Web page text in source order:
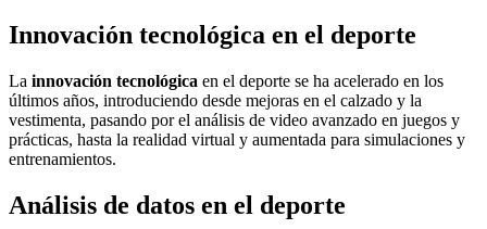
Innovación tecnológica en el deporte
La innovación tecnológica en el deporte se ha acelerado en los
últimos años, introduciendo desde mejoras en el calzado y la
vestimenta, pasando por el análisis de video avanzado en juegos y
prácticas, hasta la realidad virtual y aumentada para simulaciones y
entrenamientos.
Análisis de datos en el deporte